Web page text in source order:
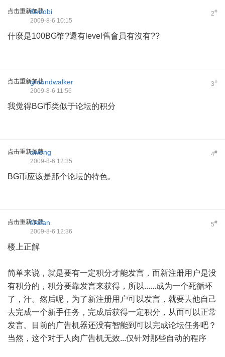
点击重新加载 2#
Kenobi
2009-8-6 10:15
什麼是100BG幣?還有level舊會員有沒有??
点击重新加载 3#
groundwalker
2009-8-6 11:56
我觉得BG币类似于论坛的积分
点击重新加载 4#
aweng
2009-8-6 12:35
BG币应该是那个论坛的特色。
点击重新加载 5#
firefan
2009-8-6 12:36
楼上正解
简单来说，就是要有一定积分才能发言，而新注册用户是没
有积分的，积分要靠发言来获得，所以......成为一个死循环
了，汗。然后呢，为了新注册用户可以发言，就要去他自己
去完成一个新手任务，完成后获得一定积分，从而可以正常
发言。目前的广告机器还没有智能到可以完成论坛任务吧？
当然，这个对于人肉广告机无效...仅针对那些自动的程序